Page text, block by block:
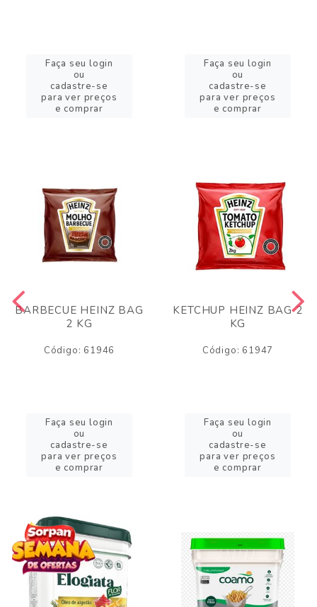
Faça seu login
ou
cadastre-se
para ver preços
e comprar
Faça seu login
ou
cadastre-se
para ver preços
e comprar
BARBECUE HEINZ BAG
2 KG
Código: 61946
Faça seu login
ou
cadastre-se
para ver preços
e comprar
KETCHUP HEINZ BAG 2
KG
Código: 61947
Faça seu login
ou
cadastre-se
para ver preços
e comprar